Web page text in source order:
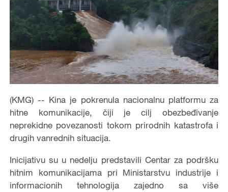
(KMG) -- Kina je pokrenula nacionalnu platformu za
hitne komunikacije, čiji je cilj obezbeđivanje
neprekidne povezanosti tokom prirodnih katastrofa i
drugih vanrednih situacija.
Inicijativu su u nedelju predstavili Centar za podršku
hitnim komunikacijama pri Ministarstvu industrije i
informacionih tehnologija zajedno sa više